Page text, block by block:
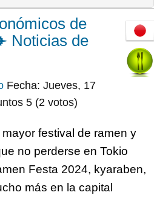
de
Noticias de
Fecha: Jueves, 17
5 (2 votos)
festival de ramen y
no perderse en Tokio
Festa 2024, kyaraben,
más en la capital